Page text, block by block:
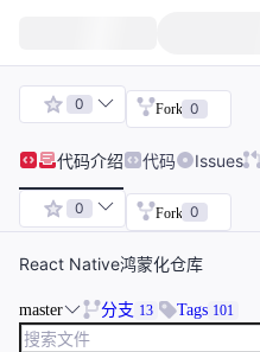
0 Fork 0
代码介绍 代码 Issues
0 Fork 0
React Native鸿蒙化仓库
master 分支 13 Tags 101